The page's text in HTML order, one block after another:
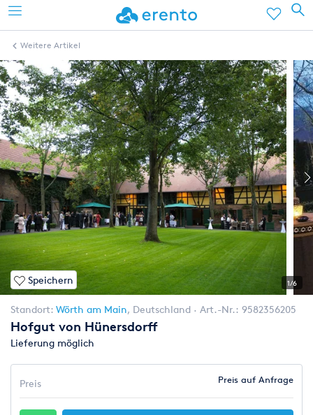
Weitere Artikel
Speichern 1/6
Standort: Wörth am Main, Deutschland Art.-Nr.: 9582356205
Hofgut von Hünersdorff
Lieferung möglich
Preis Preis auf Anfrage